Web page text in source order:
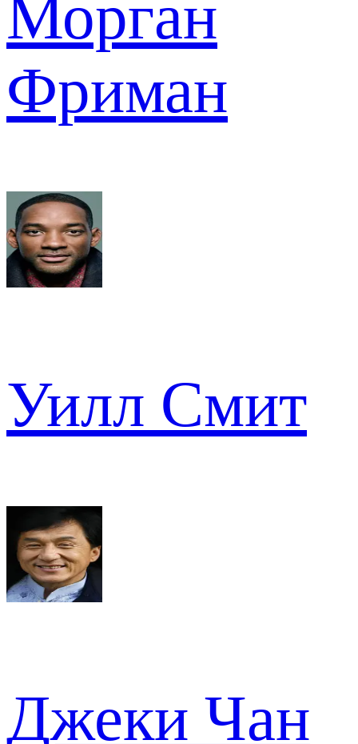
Морган
Фриман
Уилл Смит
Джеки Чан